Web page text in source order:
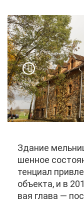
Зда­ние
шен­ное
тен­ци­ал
объ­ек­та, и в
вая гла­ва —